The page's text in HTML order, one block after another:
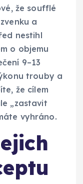
že soufflé
a
nestihl
o objemu
9–13
trouby a
že cílem
„zastavit
vyhráno.